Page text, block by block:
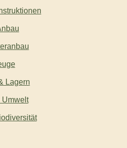
Lagern
Umwelt